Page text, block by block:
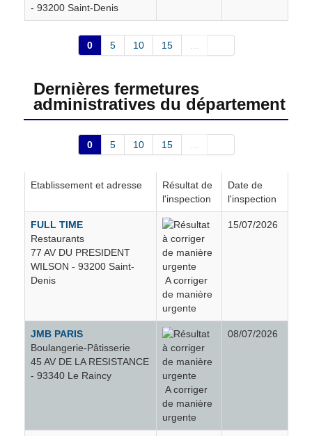
Vaujours
Villemomble
Villepinte
Épinay-sur-Seine 230
- 93200 Saint-Denis
0 5 10 15
Dernières fermetures
administratives du département
0 5 10 15
Etablissement et adresse
Résultat de
l'inspection
Date de
l'inspection
FULL TIME
Restaurants
77 AV DU PRESIDENT
WILSON - 93200 Saint-
Denis
A corriger
de manière
urgente
15/07/2026
JMB PARIS
Boulangerie-Pâtisserie
45 AV DE LA RESISTANCE
- 93340 Le Raincy
A corriger
de manière
urgente
08/07/2026